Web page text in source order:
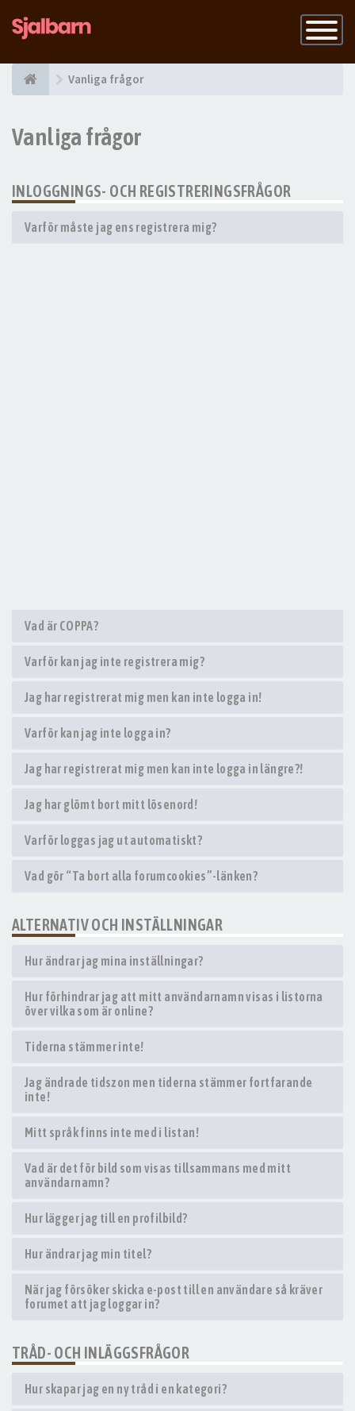
Slå
på
Vanliga frågor
Vanliga frågor
INLOGGNINGS- OCH REGISTRERINGSFRÅGOR
Varför måste jag ens registrera mig?
Vad är COPPA?
Varför kan jag inte registrera mig?
Jag har registrerat mig men kan inte logga in!
Varför kan jag inte logga in?
Jag har registrerat mig men kan inte logga in längre?!
Jag har glömt bort mitt lösenord!
Varför loggas jag ut automatiskt?
Vad gör “Ta bort alla forumcookies”-länken?
ALTERNATIV OCH INSTÄLLNINGAR
Hur ändrar jag mina inställningar?
Hur förhindrar jag att mitt användarnamn visas i listorna
över vilka som är online?
Tiderna stämmer inte!
Jag ändrade tidszon men tiderna stämmer fortfarande
inte!
Mitt språk finns inte med i listan!
Vad är det för bild som visas tillsammans med mitt
användarnamn?
Hur lägger jag till en profilbild?
Hur ändrar jag min titel?
När jag försöker skicka e-post till en användare så kräver
forumet att jag loggar in?
TRÅD- OCH INLÄGGSFRÅGOR
Hur skapar jag en ny tråd i en kategori?